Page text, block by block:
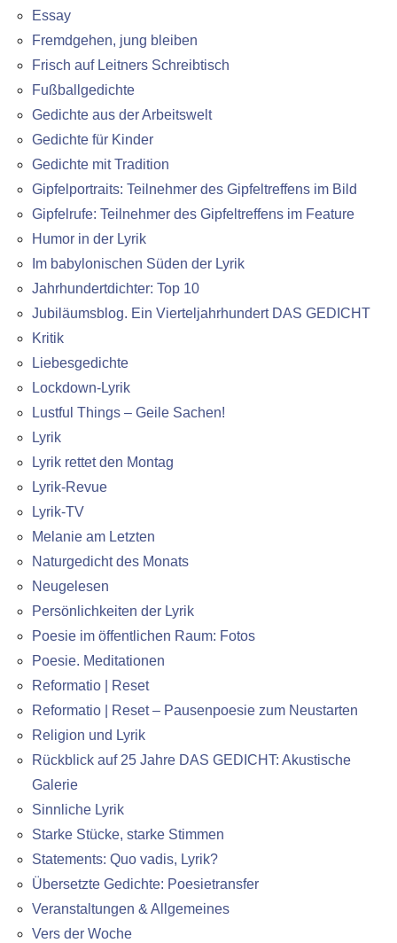
Essay
Fremdgehen, jung bleiben
Frisch auf Leitners Schreibtisch
Fußballgedichte
Gedichte aus der Arbeitswelt
Gedichte für Kinder
Gedichte mit Tradition
Gipfelportraits: Teilnehmer des Gipfeltreffens im Bild
Gipfelrufe: Teilnehmer des Gipfeltreffens im Feature
Humor in der Lyrik
Im babylonischen Süden der Lyrik
Jahrhundertdichter: Top 10
Jubiläumsblog. Ein Vierteljahrhundert DAS GEDICHT
Kritik
Liebesgedichte
Lockdown-Lyrik
Lustful Things – Geile Sachen!
Lyrik
Lyrik rettet den Montag
Lyrik-Revue
Lyrik-TV
Melanie am Letzten
Naturgedicht des Monats
Neugelesen
Persönlichkeiten der Lyrik
Poesie im öffentlichen Raum: Fotos
Poesie. Meditationen
Reformatio | Reset
Reformatio | Reset – Pausenpoesie zum Neustarten
Religion und Lyrik
Rückblick auf 25 Jahre DAS GEDICHT: Akustische
Galerie
Sinnliche Lyrik
Starke Stücke, starke Stimmen
Statements: Quo vadis, Lyrik?
Übersetzte Gedichte: Poesietransfer
Veranstaltungen & Allgemeines
Vers der Woche